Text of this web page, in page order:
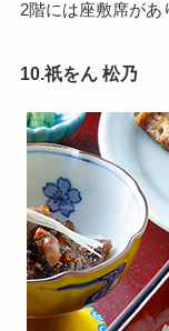
2階には座敷席があ
10.祇をん 松乃